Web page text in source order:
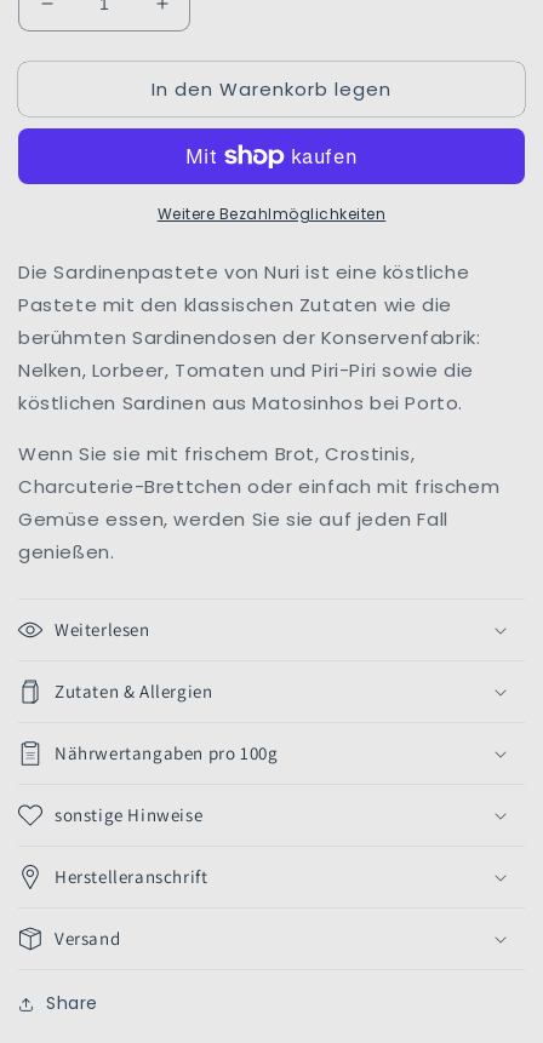
Verringere
die
Menge
Sardinenpaste
mit
|
Pinhais
|
Matosinhos
|
Portugal
Erhöhe
die
Menge
für
Sardinenpaste
mit
Piri-
|
Pinhais
|
Matosinhos
|
Portugal
In den Warenkorb legen
Weitere Bezahlmöglichkeiten
Die Sardinenpastete von Nuri ist eine köstliche
Pastete mit den klassischen Zutaten wie die
berühmten Sardinendosen der Konservenfabrik:
Nelken, Lorbeer, Tomaten und Piri-Piri sowie die
köstlichen Sardinen aus Matosinhos bei Porto.
Wenn Sie sie mit frischem Brot, Crostinis,
Charcuterie-Brettchen oder einfach mit frischem
Gemüse essen, werden Sie sie auf jeden Fall
genießen.
Weiterlesen
Zutaten & Allergien
Nährwertangaben pro 100g
sonstige Hinweise
Herstelleranschrift
Versand
Share